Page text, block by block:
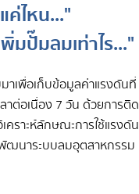
ปั๊มลมเท่าไร..."
ค่ไหน..."
าเพื่อเก็บข้อมูลค่าแรงดันที่
าต่อเนื่อง 7 วัน ด้วยการติด
ราะห์ลักษณะการใช้แรงดัน
พัฒนาระบบลมอุตสาหกรรม